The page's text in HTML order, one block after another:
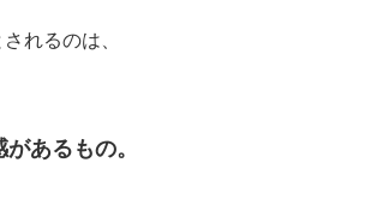
れるのは、
あるもの。